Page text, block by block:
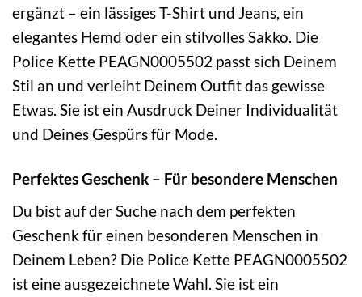
ergänzt – ein lässiges T-Shirt und Jeans, ein
elegantes Hemd oder ein stilvolles Sakko. Die
Police Kette PEAGN0005502 passt sich Deinem
Stil an und verleiht Deinem Outfit das gewisse
Etwas. Sie ist ein Ausdruck Deiner Individualität
und Deines Gespürs für Mode.
Perfektes Geschenk – Für besondere Menschen
Du bist auf der Suche nach dem perfekten
Geschenk für einen besonderen Menschen in
Deinem Leben? Die Police Kette PEAGN0005502
ist eine ausgezeichnete Wahl. Sie ist ein